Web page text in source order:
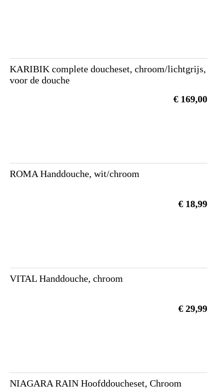
KARIBIK complete doucheset, chroom/lichtgrijs,
voor de douche
€ 169,00
ROMA Handdouche, wit/chroom
€ 18,99
VITAL Handdouche, chroom
€ 29,99
NIAGARA RAIN Hoofddoucheset, Chroom